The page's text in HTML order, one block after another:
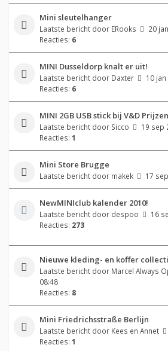
Mini sleutelhanger
Laatste bericht door ERooks
20
Reacties: 6
MINI Dusseldorp knalt er uit!
Laatste bericht door Daxter
10 jan
Reacties: 6
MINI 2GB USB stick bij V&D
Laatste bericht door Sicco
19 sep
Reacties: 1
Mini Store Brugge
Laatste bericht door makek 17
NewMINIclub kalender 2010!
Laatste bericht door despoo
16
Reacties: 273
Nieuwe kleding- en koffer
Laatste bericht door Marcel Always
08:48
Reacties: 8
Mini Friedrichsstraße Berlijn
Laatste bericht door Kees en Annet
Reacties: 1